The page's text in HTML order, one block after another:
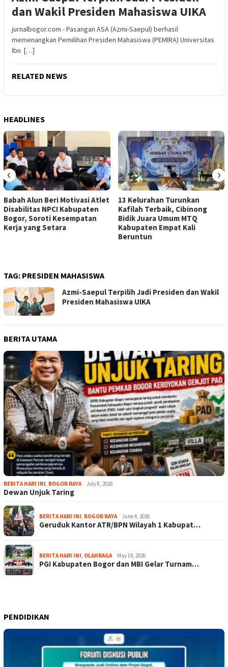
dan Wakil Presiden Mahasiswa UIKA
jurnalbogor.com - Pasangan ASA (Azmi-Saepul) berhasil
memenangkan Pemilihan Presiden Mahasiswa (PEMIRA) Universitas
Ibn […]
RELATED NEWS
HEADLINES
Babah Alun Beri Motivasi Atlet
Disabilitas NPCI Kabupaten
Bogor, Soroti Kesempatan
Kerja yang Setara
13 Kelurahan Turunkan
Kafilah Terbaik, Cibinong
Bidik Juara Umum MTQ
Kabupaten Empat Kali
Beruntun
‹ ›
TAG: PRESIDEN MAHASISWA
Azmi-Saepul Terpilih Jadi Presiden dan Wakil
Presiden Mahasiswa UIKA
BERITA UTAMA
BERITA HARI INI, BOGOR RAYA July 8, 2026
Dewan Unjuk Taring
BERITA HARI INI, BOGOR RAYA June 4, 2026
Geruduk Kantor ATR/BPN Wilayah 1 Kabupat…
BERITA HARI INI, OLAHRAGA May 14, 2026
PGI Kabupaten Bogor dan MBI Gelar Turnam…
PENDIDIKAN